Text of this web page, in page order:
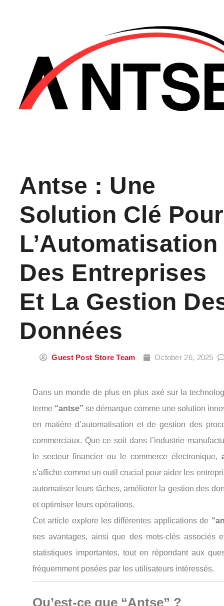
Antse : Une
Solution Clé Pour
L’Automatisation
Des Entreprises
Et La Gestion
Données
Guest Post Store Team October 26, 2025
Dans un monde de plus en plus axé sur la
terme “antse” se démarque comme une solution
en matière d’automatisation et de gestion des
commerciaux. Que ce soit dans l’industrie
le secteur financier ou le commerce électronique,
s’affiche comme un outil crucial pour aider les
automatiser leurs tâches, améliorer la gestion des
et optimiser leurs opérations.
Cet article explore les différentes applications de
ses avantages, ainsi que des mots-clés associés
statistiques importantes, tout en répondant aux
fréquemment posées par les utilisateurs intéressés.
Qu’est-ce que “Antse” ?